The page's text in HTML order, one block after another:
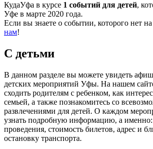
КудаУфа в курсе 1 событий для детей,
Уфе в марте 2020 года.
Если вы знаете о событии, которого нет на
нам!
С детьми
В данном разделе вы можете увидеть
детских мероприятий Уфы. На нашем
сходить родителям с ребенком, как
семьей, а также познакомитесь со
развлечениями для детей. О каждом
узнать подробную информацию, а именно:
проведения, стоимость билетов, адрес и
остановку транспорта.